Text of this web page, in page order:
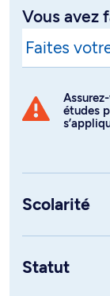
Vous avez
études
Scolarité
Statut